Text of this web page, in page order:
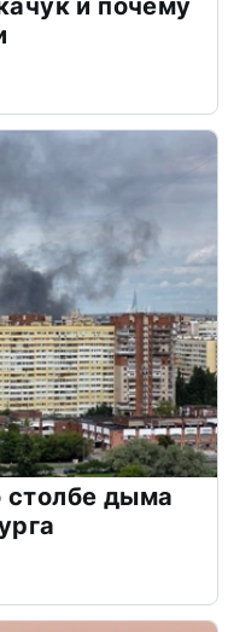
и почему
дыма